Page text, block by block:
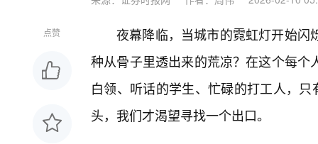
点赞
夜幕降临，当城市的霓虹灯开始闪
种从骨子里透出来的荒凉？在这个每
白领、听话的学生、忙碌的打工人，
头，我们才渴望寻找一个出口。